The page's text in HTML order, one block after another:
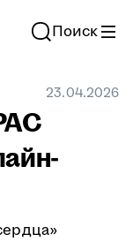
Поиск
23.04.2026